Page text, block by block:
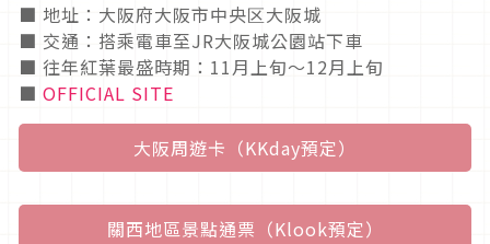
■ 地址：大阪府大阪市中央区大阪城
■ 交通：搭乘電車至JR大阪城公園站下車
■ 往年紅葉最盛時期：11月上旬～12月上旬
■ OFFICIAL SITE
大阪周遊卡（KKday預定）
關西地區景點通票（Klook預定）